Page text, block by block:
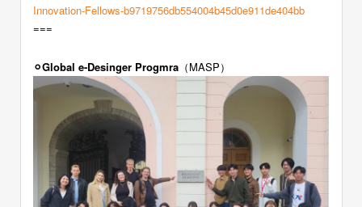
Innovation-Fellows-b9719756db554004b45d0e911de404bb
===
⚪︎Global e-Desinger Progmra （MASP）